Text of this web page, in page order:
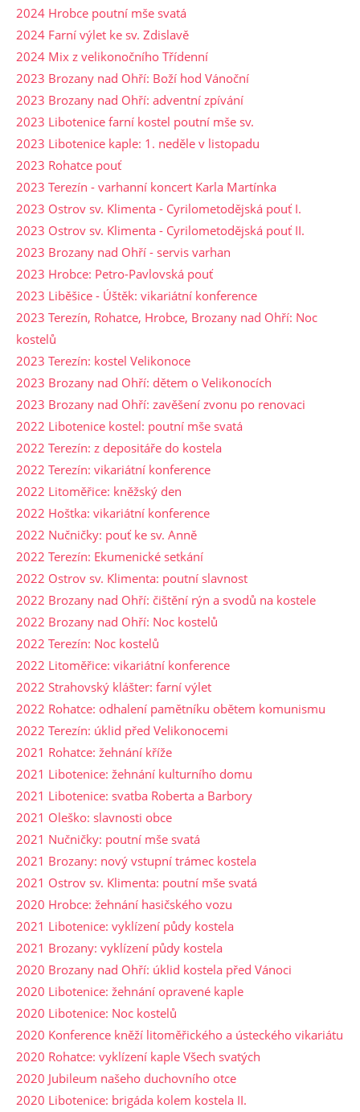
2024 Hrobce poutní mše svatá
2024 Farní výlet ke sv. Zdislavě
2024 Mix z velikonočního Třídenní
2023 Brozany nad Ohří: Boží hod Vánoční
2023 Brozany nad Ohří: adventní zpívání
2023 Libotenice farní kostel poutní mše sv.
2023 Libotenice kaple: 1. neděle v listopadu
2023 Rohatce pouť
2023 Terezín - varhanní koncert Karla Martínka
2023 Ostrov sv. Klimenta - Cyrilometodějská pouť I.
2023 Ostrov sv. Klimenta - Cyrilometodějská pouť II.
2023 Brozany nad Ohří - servis varhan
2023 Hrobce: Petro-Pavlovská pouť
2023 Liběšice - Úštěk: vikariátní konference
2023 Terezín, Rohatce, Hrobce, Brozany nad Ohří: Noc
kostelů
2023 Terezín: kostel Velikonoce
2023 Brozany nad Ohří: dětem o Velikonocích
2023 Brozany nad Ohří: zavěšení zvonu po renovaci
2022 Libotenice kostel: poutní mše svatá
2022 Terezín: z depositáře do kostela
2022 Terezín: vikariátní konference
2022 Litoměřice: kněžský den
2022 Hoštka: vikariátní konference
2022 Nučničky: pouť ke sv. Anně
2022 Terezín: Ekumenické setkání
2022 Ostrov sv. Klimenta: poutní slavnost
2022 Brozany nad Ohří: čištění rýn a svodů na kostele
2022 Brozany nad Ohří: Noc kostelů
2022 Terezín: Noc kostelů
2022 Litoměřice: vikariátní konference
2022 Strahovský klášter: farní výlet
2022 Rohatce: odhalení pamětníku obětem komunismu
2022 Terezín: úklid před Velikonocemi
2021 Rohatce: žehnání kříže
2021 Libotenice: žehnání kulturního domu
2021 Libotenice: svatba Roberta a Barbory
2021 Oleško: slavnosti obce
2021 Nučničky: poutní mše svatá
2021 Brozany: nový vstupní trámec kostela
2021 Ostrov sv. Klimenta: poutní mše svatá
2020 Hrobce: žehnání hasičského vozu
2021 Libotenice: vyklízení půdy kostela
2021 Brozany: vyklízení půdy kostela
2020 Brozany nad Ohří: úklid kostela před Vánoci
2020 Libotenice: žehnání opravené kaple
2020 Libotenice: Noc kostelů
2020 Konference kněží litoměřického a ústeckého vikariátu
2020 Rohatce: vyklízení kaple Všech svatých
2020 Jubileum našeho duchovního otce
2020 Libotenice: brigáda kolem kostela II.